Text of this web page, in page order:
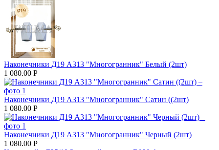
Наконечники Д19 А313 "Многогранник" Белый (2шт)
1 080.00 Р
Наконечники Д19 А313 "Многогранник" Сатин ((2шт)
1 080.00 Р
Наконечники Д19 А313 "Многогранник" Черный (2шт)
1 080.00 Р